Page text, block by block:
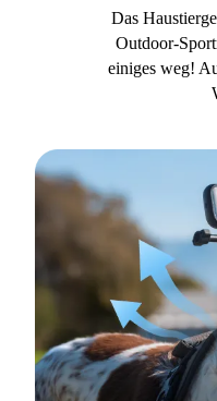
Das
Outdoor-
einiges weg!